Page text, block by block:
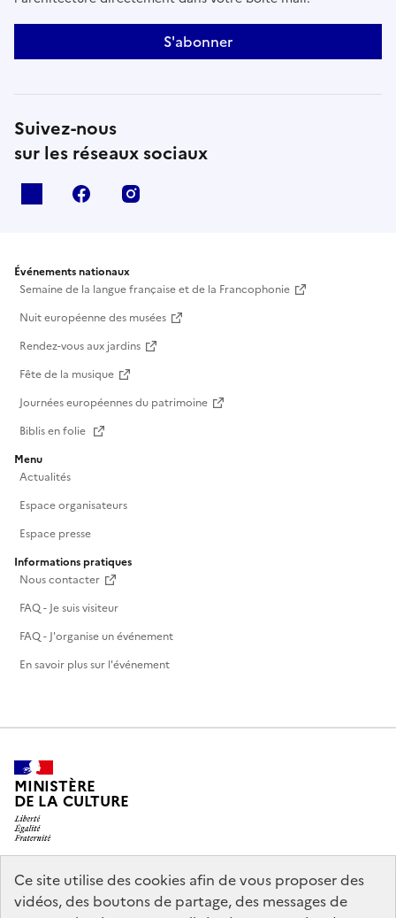
Ce site utilise des cookies afin de vous proposer des
vidéos, des boutons de partage, des messages de
S'abonner
Suivez-nous
sur les réseaux sociaux
facebook
Événements nationaux
Semaine de la langue française et de la Francophonie
Nuit européenne des musées
Rendez-vous aux jardins
Fête de la musique
Journées européennes du patrimoine
Biblis en folie
Menu
Actualités
Espace organisateurs
Espace presse
Informations pratiques
Nous contacter
FAQ - Je suis visiteur
FAQ - J'organise un événement
En savoir plus sur l'événement
MINISTÈRE
DE LA CULTURE
legifrance.gouv.fr info.gouv.fr